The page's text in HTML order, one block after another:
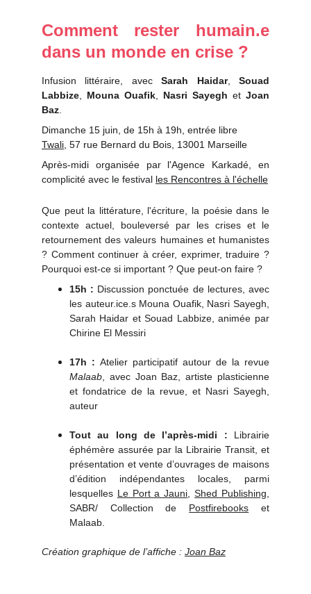
Comment rester humain.e
dans un monde en crise ?
Infusion littéraire, avecSarah Haidar,
Souad
Labbize
Mouna Ouafik Nasri Sayegh et Joan
Baz
Dimanche 15 juin, de 15h à 19h, entrée libre
Twali , 57 rue Bernard du Bois, 13001 Marseille
Après-midi organisée par l'Agence Karkadé, en
complicité avec le festival les Rencontres à l'échelle
Que peut la littérature, l'écriture, la poésie dans le
contexte actuel, bouleversé par les crises et le
retournement des valeurs humaines et humanistes
? Comment continuer à créer, exprimer, traduire ?
Pourquoi est-ce si important ? Que peut-on faire ?
15h : Discussion ponctuée de lectures, avec
les auteur.ice.s Mouna Ouafik, Nasri Sayegh,
Sarah Haidar et Souad Labbize, animée par
Chirine El Messiri
17h : Atelier participatif autour de la revue
Malaab , avec Joan Baz, artiste plasticienne
et fondatrice de la revue, et Nasri Sayegh,
auteur
Tout au long de l’après-midi : Librairie
éphémère assurée par la Librairie Transit, et
présentation et vente d’ouvrages de maisons
d’édition indépendantes locales, parmi
lesquelles Le Port a Jauni ,Shed Publishing
SABR/ Collection de Postfirebooks et
Malaab.
Création graphique de l’affiche : Joan Baz